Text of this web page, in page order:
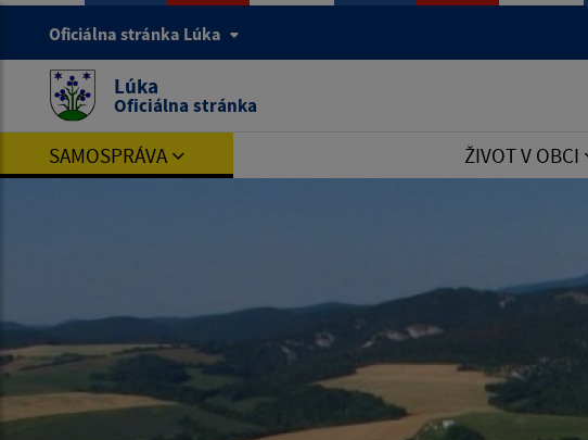
Oficiálna stránka Lúka
Lúka
Oficiálna stránka
SAMOSPRÁVA ŽIVOT V OBCI